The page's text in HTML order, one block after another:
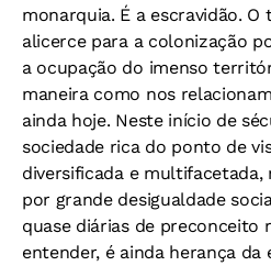
monarquia. É a escravidão.
alicerce para a colonização
a ocupação do imenso
maneira como nos
ainda hoje. Neste início de
sociedade rica do ponto de
diversificada e multifacetada,
por grande desigualdade
quase diárias de preconceito
entender, é ainda herança da